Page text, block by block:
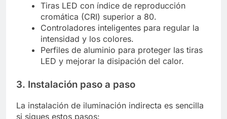
Tiras LED con índice de reproducción
cromática (CRI) superior a 80.
Controladores inteligentes para regular la
intensidad y los colores.
Perfiles de aluminio para proteger las tiras
LED y mejorar la disipación del calor.
3. Instalación paso a paso
La instalación de iluminación indirecta es sencilla
si sigues estos pasos: